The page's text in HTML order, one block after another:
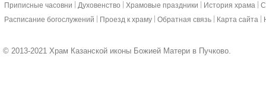
Приписные часовни Духовенство Храмовые праздники История храма
Расписание богослужений
Проезд к храму Обратная связь Карта сайта
© 2013-2021 Храм Казанской иконы Божией Матери в Пучково.